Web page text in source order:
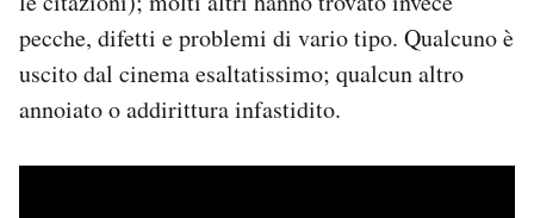
pecche, difetti e problemi di vario tipo. Qualcuno è
uscito dal cinema esaltatissimo; qualcun altro
annoiato o addirittura infastidito.